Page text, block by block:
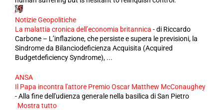
Notizie Geopolitiche
La malattia cronica dell’economia britannica -di Riccardo
Carbone – L’inflazione, che persiste e supera le previsioni, la
Sindrome da Bilanciodeficienza Acquisita (Acquired
Budgetdeficiency Syndrome), ...
ANSA
Il Papa incontra l'attore Premio Oscar Matthew McConaughey
-Alla fine dell'udienza generale nella basilica di San Pietro
Mostra tutto